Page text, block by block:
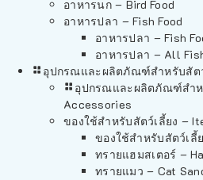
อาหารนก – Bird Food
อาหารปลา – Fish Food
อาหารปลา – Fish
อาหารปลา – All
อุปกรณและผลิตภัณฑ์สำหรับสัต
อุปกรณและผลิตภัณฑ์สำห
Accessories
ของใช้สำหรับสัตว์เลี้ยง –
ของใช้สำหรับสัตว์เลี้
ทรายแฮมสเตอร์ –
ทรายแมว – Cat